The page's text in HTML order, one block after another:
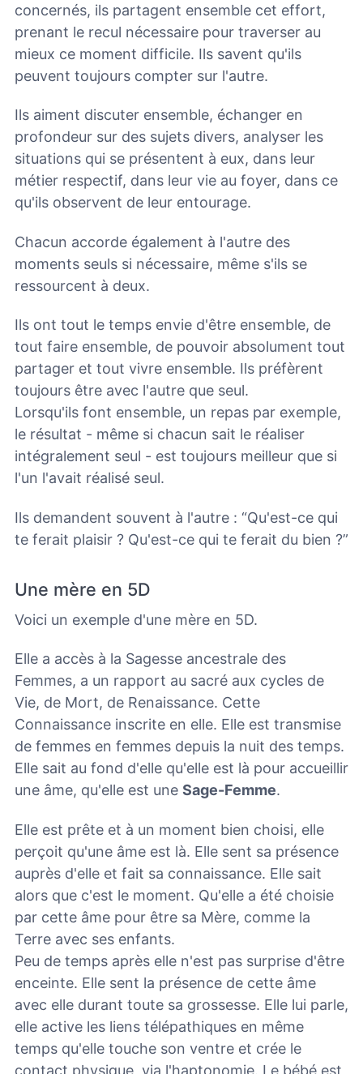
concernés, ils partagent ensemble cet effort,
prenant le recul nécessaire pour traverser au
mieux ce moment difficile. Ils savent qu'ils
peuvent toujours compter sur l'autre.
Ils aiment discuter ensemble, échanger en
profondeur sur des sujets divers, analyser les
situations qui se présentent à eux, dans leur
métier respectif, dans leur vie au foyer, dans ce
qu'ils observent de leur entourage.
Chacun accorde également à l'autre des
moments seuls si nécessaire, même s'ils se
ressourcent à deux.
Ils ont tout le temps envie d'être ensemble, de
tout faire ensemble, de pouvoir absolument tout
partager et tout vivre ensemble. Ils préfèrent
toujours être avec l'autre que seul.
Lorsqu'ils font ensemble, un repas par exemple,
le résultat - même si chacun sait le réaliser
intégralement seul - est toujours meilleur que si
l'un l'avait réalisé seul.
Ils demandent souvent à l'autre : “Qu'est-ce qui
te ferait plaisir ? Qu'est-ce qui te ferait du bien ?”
Une mère en 5D
Voici un exemple d'une mère en 5D.
Elle a accès à la Sagesse ancestrale des
Femmes, a un rapport au sacré aux cycles de
Vie, de Mort, de Renaissance. Cette
Connaissance inscrite en elle. Elle est transmise
de femmes en femmes depuis la nuit des temps.
Elle sait au fond d'elle qu'elle est là pour accueillir
une âme, qu'elle est une Sage-Femme.
Elle est prête et à un moment bien choisi, elle
perçoit qu'une âme est là. Elle sent sa présence
auprès d'elle et fait sa connaissance. Elle sait
alors que c'est le moment. Qu'elle a été choisie
par cette âme pour être sa Mère, comme la
Terre avec ses enfants.
Peu de temps après elle n'est pas surprise d'être
enceinte. Elle sent la présence de cette âme
avec elle durant toute sa grossesse. Elle lui parle,
elle active les liens télépathiques en même
temps qu'elle touche son ventre et crée le
contact physique, via l'haptonomie. Le bébé est